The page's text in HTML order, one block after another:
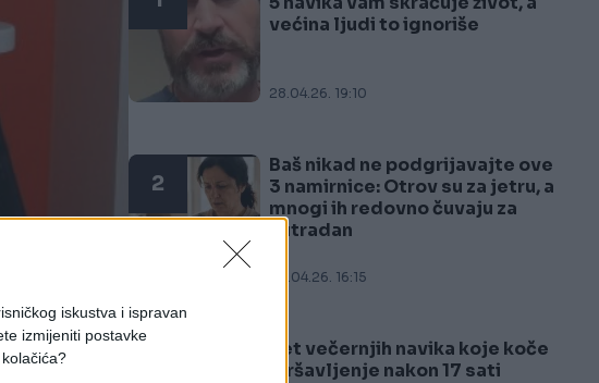
iskustva i ispravan
izmijeniti postavke
većina ljudi to ignoriše
28.04.26. 19:10
2
Baš nikad ne podgrijavajte ove
3 namirnice: Otrov su za jetru, a
mnogi ih redovno čuvaju za
sutradan
05.04.26. 16:15
Pet večernjih navika koje koče
mršavljenje nakon 17 sati